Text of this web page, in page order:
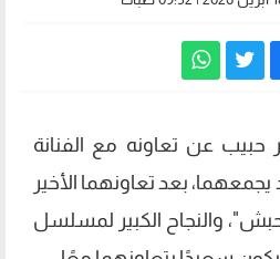
حبيب عن تعاونه مع الفنانة
بعد تعاونهما الأخير
والنجاح الكبير لمسلسل